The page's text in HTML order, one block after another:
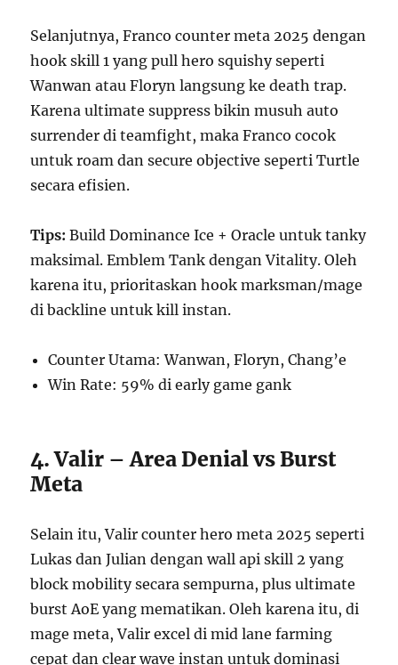
Selanjutnya, Franco counter meta 2025 dengan
hook skill 1 yang pull hero squishy seperti
Wanwan atau Floryn langsung ke death trap.
Karena ultimate suppress bikin musuh auto
surrender di teamfight, maka Franco cocok
untuk roam dan secure objective seperti Turtle
secara efisien.
Tips: Build Dominance Ice + Oracle untuk tanky
maksimal. Emblem Tank dengan Vitality. Oleh
karena itu, prioritaskan hook marksman/mage
di backline untuk kill instan.
Counter Utama: Wanwan, Floryn, Chang’e
Win Rate: 59% di early game gank
4. Valir – Area Denial vs Burst
Meta
Selain itu, Valir counter hero meta 2025 seperti
Lukas dan Julian dengan wall api skill 2 yang
block mobility secara sempurna, plus ultimate
burst AoE yang mematikan. Oleh karena itu, di
mage meta, Valir excel di mid lane farming
cepat dan clear wave instan untuk dominasi